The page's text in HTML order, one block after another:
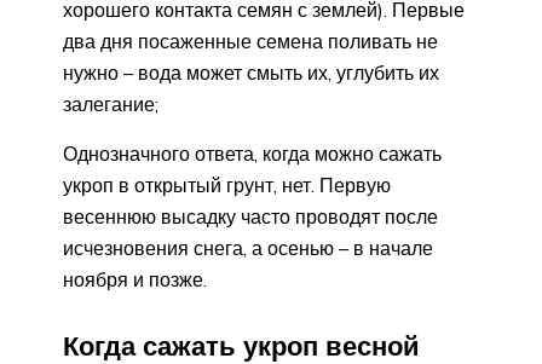
хорошего контакта семян с землей). Первые
два дня посаженные семена поливать не
нужно – вода может смыть их, углубить их
залегание;
Однозначного ответа, когда можно сажать
укроп в открытый грунт, нет. Первую
весеннюю высадку часто проводят после
исчезновения снега, а осенью – в начале
ноября и позже.
Когда сажать укроп весной